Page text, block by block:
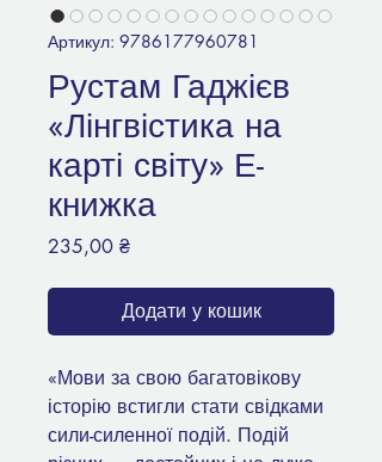
Артикул: 9786177960781
Рустам Гаджієв
«Лінгвістика на
карті світу» Е-
книжка
235,00 ₴Ціна
Додати у кошик
«Мови за свою багатовікову
історію встигли стати свідками
сили-силенної подій. Подій